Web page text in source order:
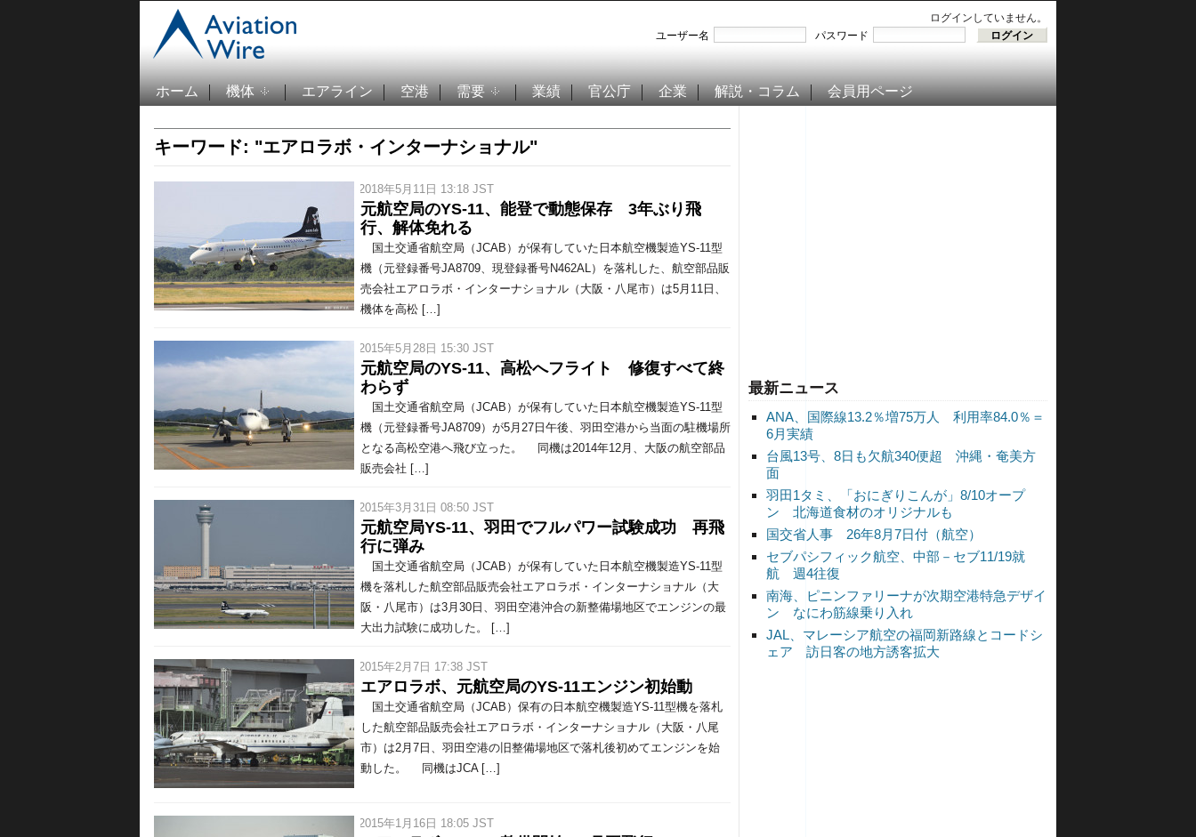
ログインしていません。
ユーザー名
パスワード
ホーム 機体 エアライン 空港 需要 業績 官公庁 企業 解説・コラム 会員用ページ
最新ニュース
ANA、国際線13.2％増75万人 利用率84.0％＝
6月実績
台風13号、8日も欠航340便超 沖縄・奄美方
面
羽田1タミ、「おにぎりこんが」8/10オープ
ン 北海道食材のオリジナルも
国交省人事 26年8月7日付（航空）
セブパシフィック航空、中部－セブ11/19就
航 週4往復
南海、ピニンファリーナが次期空港特急デザイ
ン なにわ筋線乗り入れ
JAL、マレーシア航空の福岡新路線とコードシ
ェア 訪日客の地方誘客拡大
キーワード: "エアロラボ・インターナショナル"
/ 2018年5月11日 13:18 JST
元航空局のYS-11、能登で動態保存 3年ぶり飛
行、解体免れる
国土交通省航空局（JCAB）が保有していた日本航空機製造YS-11型
機（元登録番号JA8709、現登録番号N462AL）を落札した、航空部品販
売会社エアロラボ・インターナショナル（大阪・八尾市）は5月11日、
機体を高松 […]
/ 2015年5月28日 15:30 JST
元航空局のYS-11、高松へフライト 修復すべて終
わらず
国土交通省航空局（JCAB）が保有していた日本航空機製造YS-11型
機（元登録番号JA8709）が5月27日午後、羽田空港から当面の駐機場所
となる高松空港へ飛び立った。 同機は2014年12月、大阪の航空部品
販売会社 […]
/ 2015年3月31日 08:50 JST
元航空局YS-11、羽田でフルパワー試験成功 再飛
行に弾み
国土交通省航空局（JCAB）が保有していた日本航空機製造YS-11型
機を落札した航空部品販売会社エアロラボ・インターナショナル（大
阪・八尾市）は3月30日、羽田空港沖合の新整備場地区でエンジンの最
大出力試験に成功した。 […]
/ 2015年2月7日 17:38 JST
エアロラボ、元航空局のYS-11エンジン初始動
国土交通省航空局（JCAB）保有の日本航空機製造YS-11型機を落札
した航空部品販売会社エアロラボ・インターナショナル（大阪・八尾
市）は2月7日、羽田空港の旧整備場地区で落札後初めてエンジンを始
動した。 同機はJCA […]
/ 2015年1月16日 18:05 JST